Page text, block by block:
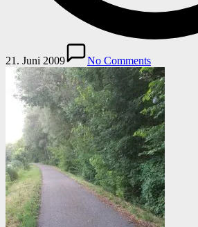
21. Juni 2009 No Comments